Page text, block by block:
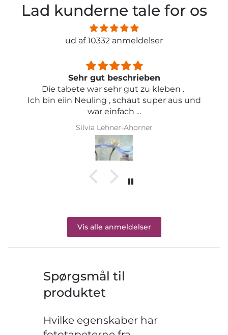
Lad kunderne tale for os
ud af 10332 anmeldelser
Sehr gut beschrieben
Die tabete war sehr gut zu kleben .
Ich bin eiin Neuling , schaut super aus und
war einfach ...
Silvia Lehner-Ahorner
Vis alle anmeldelser
Spørgsmål til
produktet
Hvilke egenskaber har